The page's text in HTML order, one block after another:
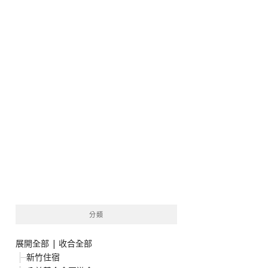
分類
展開全部 | 收合全部
新竹住宿